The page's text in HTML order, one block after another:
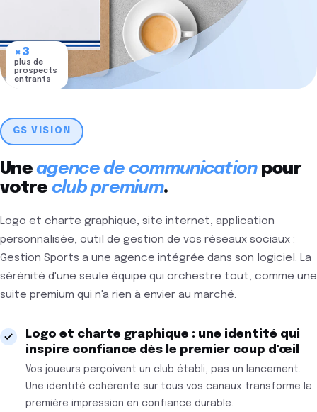
lancement
×3
plus de
prospects
entrants
GS VISION
Uneagence de communicationpour
votre club premium.
Logo et charte graphique, site internet, application
personnalisée, outil de gestion de vos réseaux sociaux :
Gestion Sports a une agence intégrée dans son logiciel. La
sérénité d'une seule équipe qui orchestre tout, comme une
suite premium qui n'a rien à envier au marché.
Logo et charte graphique : une identité qui
inspire confiance dès le premier coup d'œil
Vos joueurs perçoivent un club établi, pas un lancement.
Une identité cohérente sur tous vos canaux transforme la
première impression en confiance durable.